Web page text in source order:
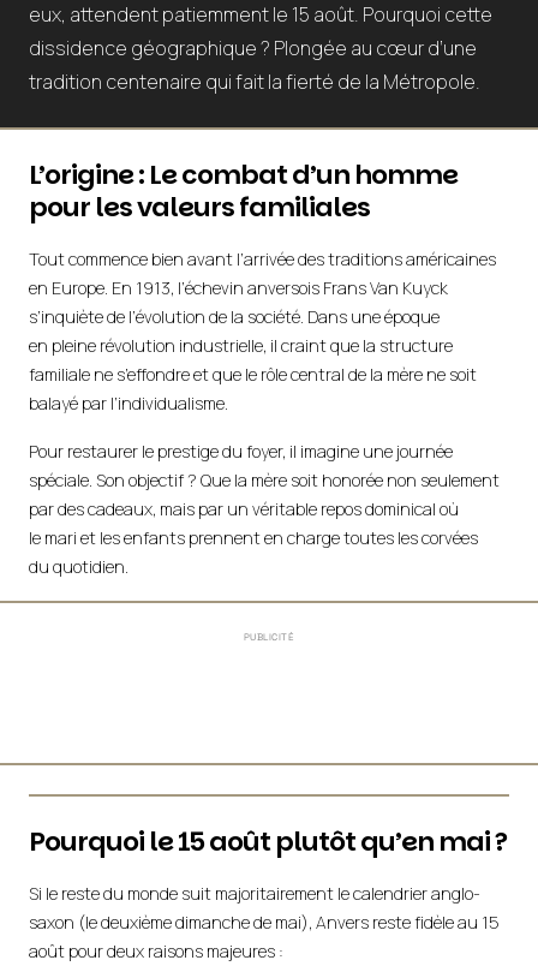
eux, attendent patiemment le 15 août. Pourquoi cette
dissidence géographique ? Plongée au cœur d’une
tradition centenaire qui fait la fierté de la Métropole.
L’origine : Le combat d’un homme
pour les valeurs familiales
Tout commence bien avant l’arrivée des traditions américaines
en Europe. En 1913, l’échevin anversois Frans Van Kuyck
s’inquiète de l’évolution de la société. Dans une époque
en pleine révolution industrielle, il craint que la structure
familiale ne s’effondre et que le rôle central de la mère ne soit
balayé par l’individualisme.
Pour restaurer le prestige du foyer, il imagine une journée
spéciale. Son objectif ? Que la mère soit honorée non seulement
par des cadeaux, mais par un véritable repos dominical où
le mari et les enfants prennent en charge toutes les corvées
du quotidien.
PUBLICITÉ
Pourquoi le 15 août plutôt qu’en mai ?
Si le reste du monde suit majoritairement le calendrier anglo-
saxon (le deuxième dimanche de mai), Anvers reste fidèle au 15
août pour deux raisons majeures :